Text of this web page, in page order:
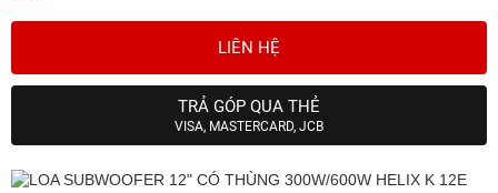
LIÊN HỆ
TRẢ GÓP QUA THẺ
VISA, MASTERCARD, JCB